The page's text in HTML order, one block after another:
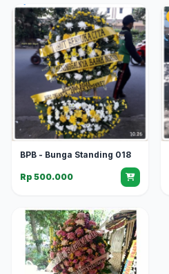
BPB - Bunga Standing 018
Rp 500.000